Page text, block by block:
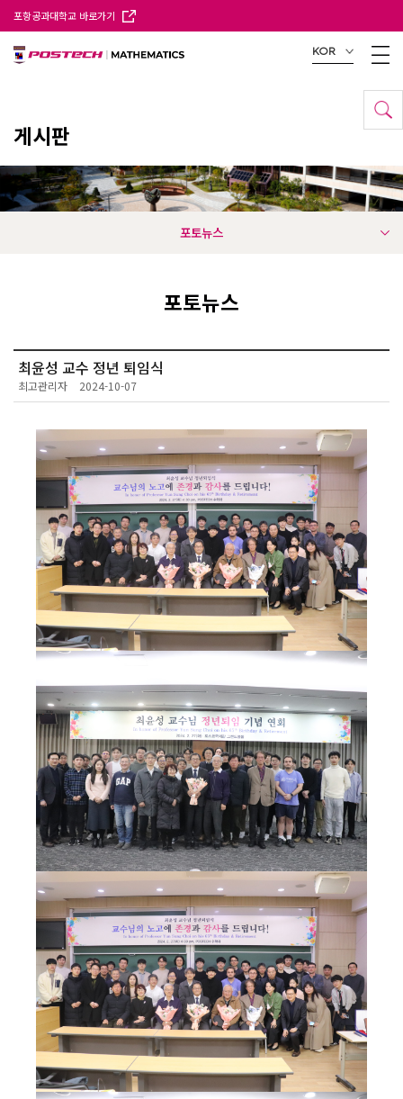
포항공과대학교 바로가기
KOR
게시판
포토뉴스
포토뉴스
최윤성 교수 정년 퇴임식
최고관리자 2024-10-07